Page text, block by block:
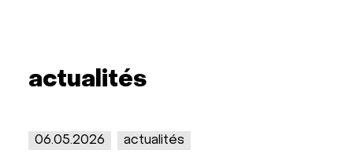
actualités
06.05.2026 actualités